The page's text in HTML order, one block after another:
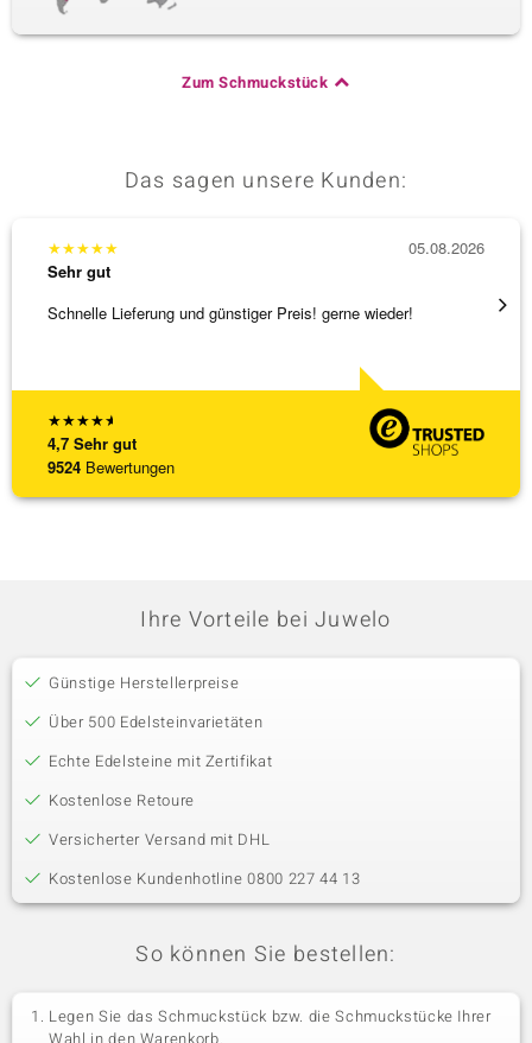
Zum Schmuckstück
Das sagen unsere Kunden:
★★★★★
4,7 Sehr gut
9524 Bewertungen
★★★★★
Sehr gut
Schnelle Lieferung und günstiger Preis! gerne wieder!
05.08.2026
Ihre Vorteile bei Juwelo
Günstige Herstellerpreise
Über 500 Edelsteinvarietäten
Echte Edelsteine mit Zertifikat
Kostenlose Retoure
Versicherter Versand mit DHL
Kostenlose Kundenhotline 0800 227 44 13
So können Sie bestellen:
Legen Sie das Schmuckstück bzw. die Schmuckstücke Ihrer